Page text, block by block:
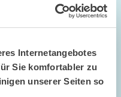
Internetangebotes
Sie komfortabler zu
unserer Seiten so